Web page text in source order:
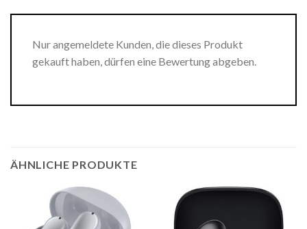
Nur angemeldete Kunden, die dieses Produkt
gekauft haben, dürfen eine Bewertung abgeben.
ÄHNLICHE PRODUKTE